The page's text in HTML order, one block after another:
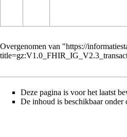
Overgenomen van "https://
Deze pagina is voor het laatst
De inhoud is beschikbaar onder